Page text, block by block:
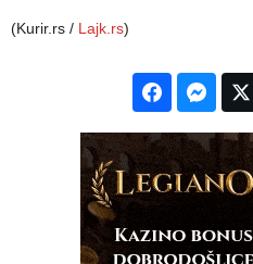
(Kurir.rs / Lajk.rs)